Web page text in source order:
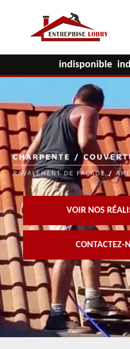
indisponible
VOIR NOS
CONTACTEZ-